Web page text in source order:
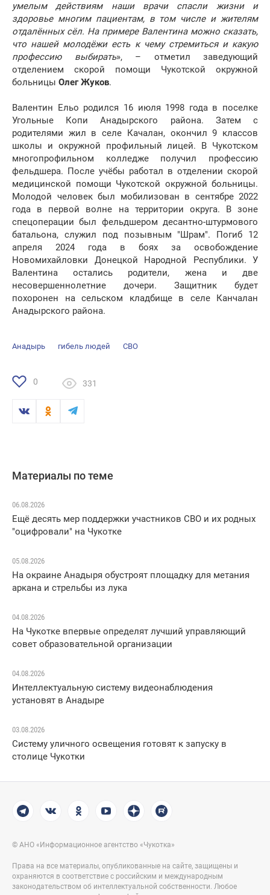
умелым действиям наши врачи спасли жизни и
здоровье многим пациентам, в том числе и жителям
отдалённых сёл. На примере Валентина можно сказать,
что нашей молодёжи есть к чему стремиться и какую
профессию выбирать», – отметил заведующий
отделением скорой помощи Чукотской окружной
больницы Олег Жуков.
Валентин Ельо родился 16 июля 1998 года в поселке
Угольные Копи Анадырского района. Затем с
родителями жил в селе Качалан, окончил 9 классов
школы и окружной профильный лицей. В Чукотском
многопрофильном колледже получил профессию
фельдшера. После учёбы работал в отделении скорой
медицинской помощи Чукотской окружной больницы.
Молодой человек был мобилизован в сентябре 2022
года в первой волне на территории округа. В зоне
спецоперации был фельдшером десантно-штурмового
батальона, служил под позывным "Шрам". Погиб 12
апреля 2024 года в боях за освобождение
Новомихайловки Донецкой Народной Республики. У
Валентина остались родители, жена и две
несовершеннолетние дочери. Защитник будет
похоронен на сельском кладбище в селе Канчалан
Анадырского района.
Анадырь гибель людей СВО
0 331
Материалы по теме
06.08.2026
Ещё десять мер поддержки участников СВО и их родных
"оцифровали" на Чукотке
05.08.2026
На окраине Анадыря обустроят площадку для метания
аркана и стрельбы из лука
04.08.2026
На Чукотке впервые определят лучший управляющий
совет образовательной организации
04.08.2026
Интеллектуальную систему видеонаблюдения
установят в Анадыре
03.08.2026
Систему уличного освещения готовят к запуску в
столице Чукотки
© АНО «Информационное агентство «Чукотка»
Права на все материалы, опубликованные на сайте, защищены и
охраняются в соответствие с российским и международным
законодательством об интеллектуальной собственности. Любое